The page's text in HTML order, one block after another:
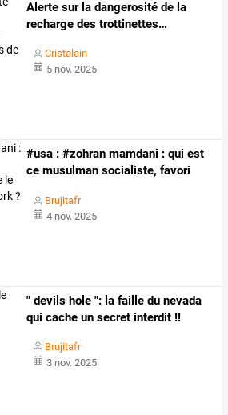
Alerte surla dangerosité de la
recharge des trottinettes…
Cristalain
5 nov. 2025
#usa : #zohran mamdani : qui est
ce musulman socialiste, favori
Brujitafr
4 nov. 2025
" devils hole ": la faille du nevada
qui cache un secret interdit !!
Brujitafr
3 nov. 2025